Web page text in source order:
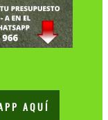
AQUÍ